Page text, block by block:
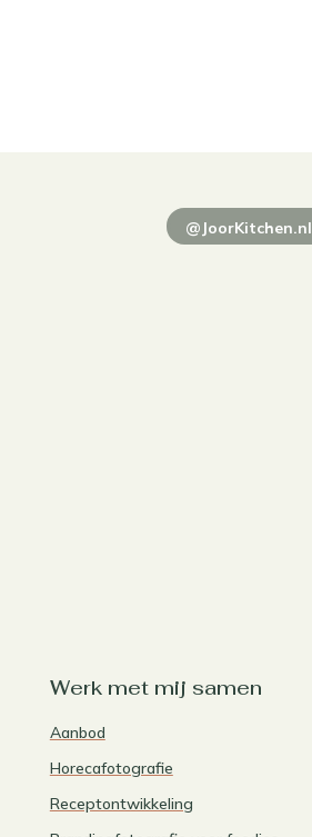
@JoorKitchen.nl
Werk met mij samen
Aanbod
Horecafotografie
Receptontwikkeling